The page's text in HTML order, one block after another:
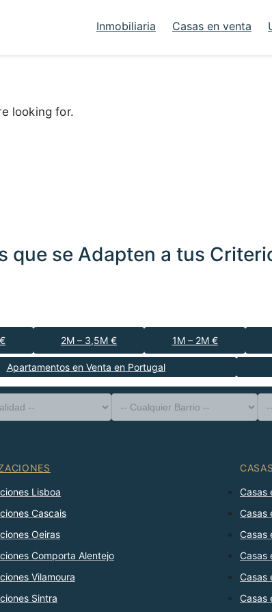
Inmobiliaria Casas en venta
looking for.
que se Adapten a tus
2M – 3,5M € 1M – 2M €
Apartamentos en Venta en Portugal
-- Tipo de Propiedad --
Distrito
-- Localidad --
-- Cualquier Barrio --
-- Cualquier Número --
Ordenar Por
Lisboa
Cascais
Oeiras
Comporta Alentejo
Vilamoura
Sintra
Casas
Casas
Casas
Casas
Casas
Casas